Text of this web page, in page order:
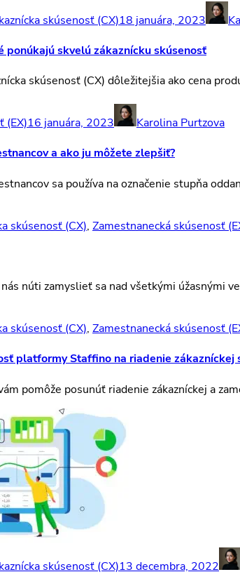
skúsenosť (CX)18 januára, 2023
ponúkajú skvelú zákaznícku skúsenosť
skúsenosť (CX) dôležitejšia ako cena
(EX)16 januára, 2023
Karolina Purtzova
a ako ju môžete zlepšiť?
sa používa na označenie stupňa
skúsenosť (CX), Zamestnanecká skúsenosť
núti zamyslieť sa nad všetkými úžasnými
skúsenosť (CX), Zamestnanecká skúsenosť
platformy Staffino na riadenie zákazníckej
pomôže posunúť riadenie zákazníckej a
skúsenosť (CX)13 decembra, 2022